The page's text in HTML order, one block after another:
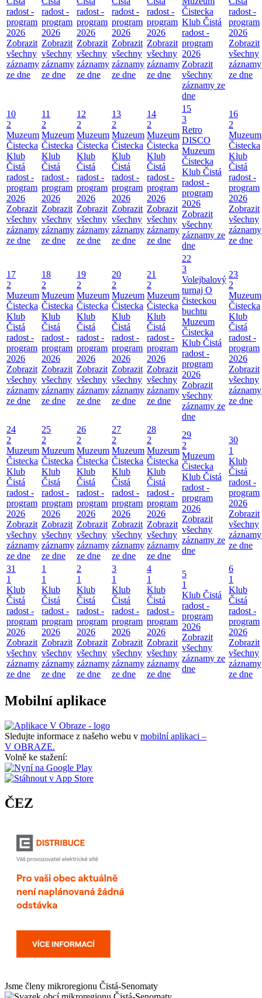
radost -
program
2026
Zobrazit
všechny
záznamy
ze dne
radost -
program
2026
Zobrazit
všechny
záznamy
ze dne
radost -
program
2026
Zobrazit
všechny
záznamy
ze dne
radost -
program
2026
Zobrazit
všechny
záznamy
ze dne
radost -
program
2026
Zobrazit
všechny
záznamy
ze dne
Čistecka
Klub Čistá
radost -
program
2026
Zobrazit
všechny
záznamy ze
dne
radost -
program
2026
Zobrazit
všechny
záznamy
ze dne
10
2
Muzeum
Čistecka
Klub
Čistá
radost -
program
2026
Zobrazit
všechny
záznamy
ze dne
11
2
Muzeum
Čistecka
Klub
Čistá
radost -
program
2026
Zobrazit
všechny
záznamy
ze dne
12
2
Muzeum
Čistecka
Klub
Čistá
radost -
program
2026
Zobrazit
všechny
záznamy
ze dne
13
2
Muzeum
Čistecka
Klub
Čistá
radost -
program
2026
Zobrazit
všechny
záznamy
ze dne
14
2
Muzeum
Čistecka
Klub
Čistá
radost -
program
2026
Zobrazit
všechny
záznamy
ze dne
15
3
Retro
DISCO
Muzeum
Čistecka
Klub Čistá
radost -
program
2026
Zobrazit
všechny
záznamy ze
dne
16
2
Muzeum
Čistecka
Klub
Čistá
radost -
program
2026
Zobrazit
všechny
záznamy
ze dne
17
2
Muzeum
Čistecka
Klub
Čistá
radost -
program
2026
Zobrazit
všechny
záznamy
ze dne
18
2
Muzeum
Čistecka
Klub
Čistá
radost -
program
2026
Zobrazit
všechny
záznamy
ze dne
19
2
Muzeum
Čistecka
Klub
Čistá
radost -
program
2026
Zobrazit
všechny
záznamy
ze dne
20
2
Muzeum
Čistecka
Klub
Čistá
radost -
program
2026
Zobrazit
všechny
záznamy
ze dne
21
2
Muzeum
Čistecka
Klub
Čistá
radost -
program
2026
Zobrazit
všechny
záznamy
ze dne
22
3
Volejbalový
turnaj O
čisteckou
buchtu
Muzeum
Čistecka
Klub Čistá
radost -
program
2026
Zobrazit
všechny
záznamy ze
dne
23
2
Muzeum
Čistecka
Klub
Čistá
radost -
program
2026
Zobrazit
všechny
záznamy
ze dne
24
2
Muzeum
Čistecka
Klub
Čistá
radost -
program
2026
Zobrazit
všechny
záznamy
ze dne
25
2
Muzeum
Čistecka
Klub
Čistá
radost -
program
2026
Zobrazit
všechny
záznamy
ze dne
26
2
Muzeum
Čistecka
Klub
Čistá
radost -
program
2026
Zobrazit
všechny
záznamy
ze dne
27
2
Muzeum
Čistecka
Klub
Čistá
radost -
program
2026
Zobrazit
všechny
záznamy
ze dne
28
2
Muzeum
Čistecka
Klub
Čistá
radost -
program
2026
Zobrazit
všechny
záznamy
ze dne
29
2
Muzeum
Čistecka
Klub Čistá
radost -
program
2026
Zobrazit
všechny
záznamy ze
dne
30
1
Klub
Čistá
radost -
program
2026
Zobrazit
všechny
záznamy
ze dne
31
1
Klub
Čistá
radost -
program
2026
Zobrazit
všechny
záznamy
ze dne
1
1
Klub
Čistá
radost -
program
2026
Zobrazit
všechny
záznamy
ze dne
2
1
Klub
Čistá
radost -
program
2026
Zobrazit
všechny
záznamy
ze dne
3
1
Klub
Čistá
radost -
program
2026
Zobrazit
všechny
záznamy
ze dne
4
1
Klub
Čistá
radost -
program
2026
Zobrazit
všechny
záznamy
ze dne
5
1
Klub Čistá
radost -
program
2026
Zobrazit
všechny
záznamy ze
dne
6
1
Klub
Čistá
radost -
program
2026
Zobrazit
všechny
záznamy
ze dne
Mobilní aplikace
Sledujte informace z našeho webu v mobilní aplikaci –
V OBRAZE.
Volně ke stažení:
ČEZ
Jsme členy mikroregionu Čistá-Senomaty